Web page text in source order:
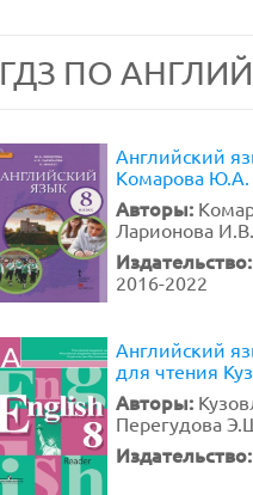
ГДЗ ПО
Английский
Комарова Ю.А.
Авторы:
Ларионова И.В.
Издательство:
2016-2022
Английский
для чтения
Авторы:
Перегудова
Издательство: